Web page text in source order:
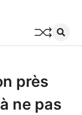
près
ne pas